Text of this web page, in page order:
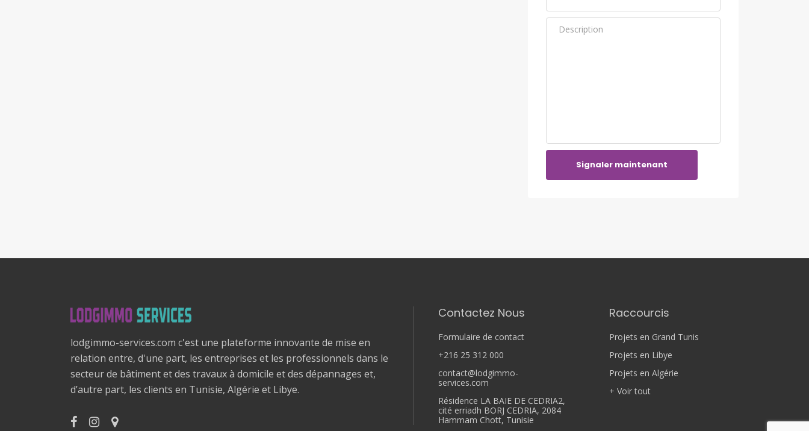
Signaler maintenant
lodgimmo-services.com c'est une plateforme innovante de mise en
relation entre, d'une part, les entreprises et les professionnels dans le
secteur de bâtiment et des travaux à domicile et des dépannages et,
d’autre part, les clients en Tunisie, Algérie et Libye.
Contactez Nous
Formulaire de contact
+216 25 312 000
contact@lodgimmo-
services.com
Résidence LA BAIE DE CEDRIA2,
cité erriadh BORJ CEDRIA, 2084
Hammam Chott, Tunisie
Raccourcis
Projets en Grand Tunis
Projets en Libye
Projets en Algérie
+ Voir tout